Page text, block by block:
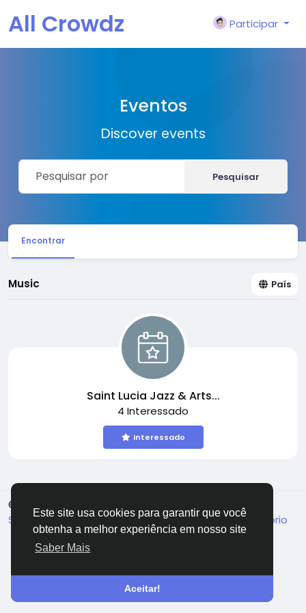
Este site usa cookies para garantir que você
obtenha a melhor experiência em nosso site
Saber Mais
Aceitar!
All Crowdz Participar
Eventos
Discover events
Pesquisar
Encontrar
Music País
Saint Lucia Jazz & Arts...
4 Interessado
Interessado
© 2026 All Crowdz
Sobre Termos Privacidade Fale Conosco Diretório